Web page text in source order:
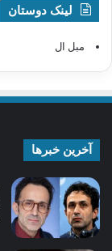
لینک دوستان
مبل ال
آخرین خبرها